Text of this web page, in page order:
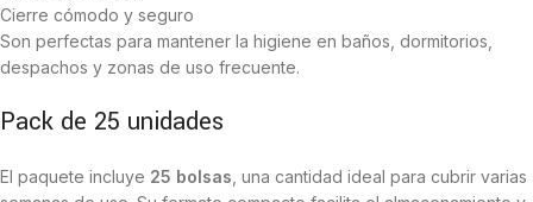
Cierre cómodo y seguro
Son perfectas para mantener la higiene en baños, dormitorios,
despachos y zonas de uso frecuente.
Pack de 25 unidades
El paquete incluye 25 bolsas , una cantidad ideal para cubrir varias